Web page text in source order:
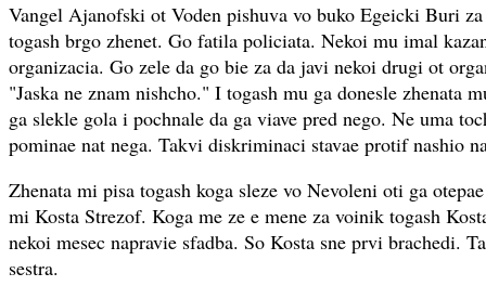
Vangel Ajanofski ot Voden pishuva vo buko Egeicki Buri
togash brgo zhenet. Go fatila policiata. Nekoi mu imal
organizacia. Go zele da go bie za da javi nekoi drugi ot
"Jaska ne znam nishcho." I togash mu ga donesle zhenata
ga slekle gola i pochnale da ga viave pred nego. Ne uma
pominae nat nega. Takvi diskriminaci stavae protif nashio
Zhenata mi pisa togash koga sleze vo Nevoleni oti ga
mi Kosta Strezof. Koga me ze e mene za voinik togash
nekoi mesec napravie sfadba. So Kosta sne prvi brachedi.
sestra.